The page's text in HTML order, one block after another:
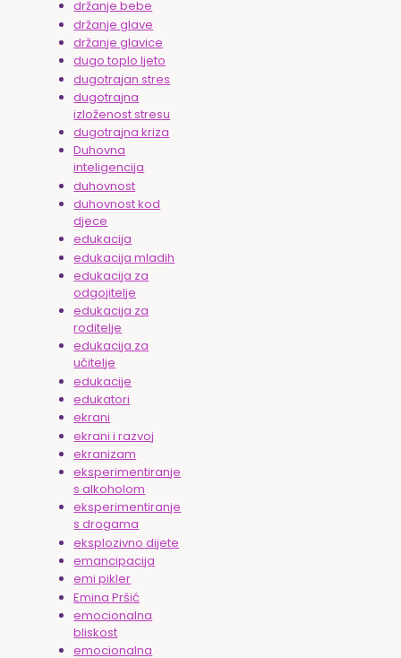
držanje bebe
držanje glave
držanje glavice
dugo toplo ljeto
dugotrajan stres
dugotrajna
izloženost stresu
dugotrajna kriza
Duhovna
inteligencija
duhovnost
duhovnost kod
djece
edukacija
edukacija mladih
edukacija za
odgojitelje
edukacija za
roditelje
edukacija za
učitelje
edukacije
edukatori
ekrani
ekrani i razvoj
ekranizam
eksperimentiranje
s alkoholom
eksperimentiranje
s drogama
eksplozivno dijete
emancipacija
emi pikler
Emina Pršić
emocionalna
bliskost
emocionalna